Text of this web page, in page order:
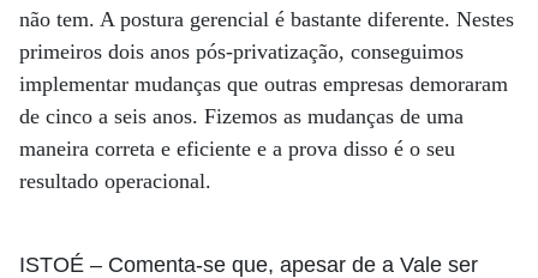
não tem. A postura gerencial é bastante diferente. Nestes
primeiros dois anos pós-privatização, conseguimos
implementar mudanças que outras empresas demoraram
de cinco a seis anos. Fizemos as mudanças de uma
maneira correta e eficiente e a prova disso é o seu
resultado operacional.
ISTOÉ – Comenta-se que, apesar de a Vale ser